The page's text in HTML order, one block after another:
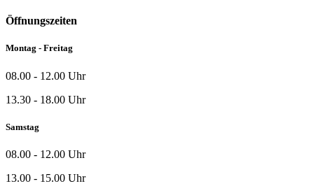
Öffnungszeiten
Montag - Freitag
08.00 - 12.00 Uhr
13.30 - 18.00 Uhr
Samstag
08.00 - 12.00 Uhr
13.00 - 15.00 Uhr